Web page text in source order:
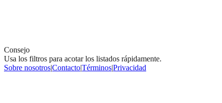
Consejo
Usa los filtros para acotar los listados rápidamente.
Sobre nosotros|Contacto|Términos|Privacidad